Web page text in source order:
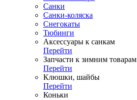
Санки
Санки-коляска
Снегокаты
Тюбинги
Аксессуары к санкам
Перейти
Запчасти к зимним товарам
Перейти
Клюшки, шайбы
Перейти
Коньки